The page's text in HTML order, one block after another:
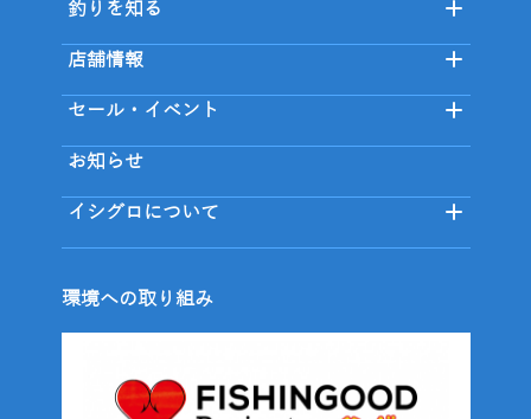
釣りを知る
店舗情報
セール・イベント
お知らせ
イシグロについて
環境への取り組み